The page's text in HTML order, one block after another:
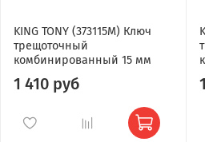
KING TONY (373115M) Ключ
трещоточный
комбинированный 15 мм
1 410 руб